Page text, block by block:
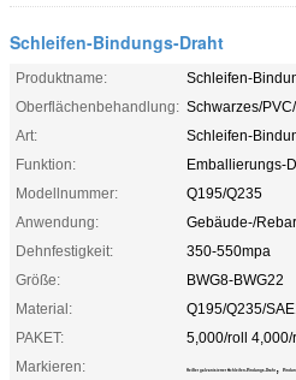
Schleifen-Bindungs-Draht
Produktname:
Schleifen-
Oberflächenbehandlung: Schwarzes/
Art:
Schleifen-
Funktion:
Emballierungs-
Modellnummer:
Q195/Q235
Anwendung:
Gebäude-/
Dehnfestigkeit:
350-550mpa
Größe:
BWG8-BWG22
Material:
Q195/Q235/
PAKET:
5,000/roll
Markieren:
Heißer galvanisierter Schleifen-Bindungs-Draht ,